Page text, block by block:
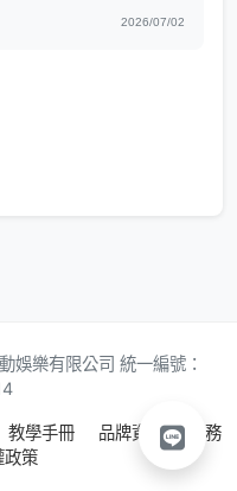
2026/07/02
樂有限公司 統一編號：
教學手冊 品牌資源
服務
政策